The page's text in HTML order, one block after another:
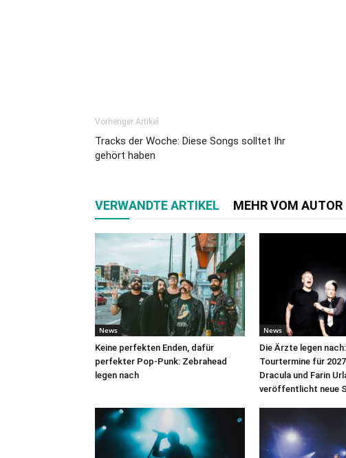
Vorheriger Artikel
Tracks der Woche: Diese Songs solltet Ihr
gehört haben
VERWANDTE ARTIKEL MEHR VOM AUTOR
News
Keine perfekten Enden, dafür
perfekter Pop-Punk: Zebrahead
legen nach
News
Die Ärzte legen
Tourtermine für
Dracula und Farin
veröffentlicht neue